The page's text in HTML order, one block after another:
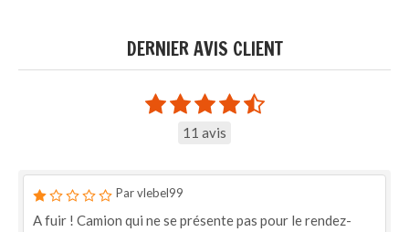
DERNIER AVIS CLIENT
11 avis
Par vlebel99
A fuir ! Camion qui ne se présente pas pour le rendez-